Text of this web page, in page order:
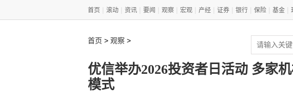
首页 滚动 资讯 要闻 观察 宏观 产经 证券 银行 保险 基金
首页 > 观察 >
优信举办2026投资者日活动 多家
模式